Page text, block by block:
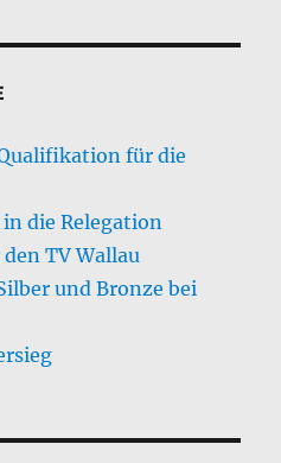
SEIT E
für die
die Relegation
TV Wallau
und Bronze bei